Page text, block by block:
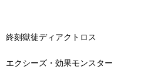
終刻獄徒ディアクトロス
エクシーズ・効果モンスター